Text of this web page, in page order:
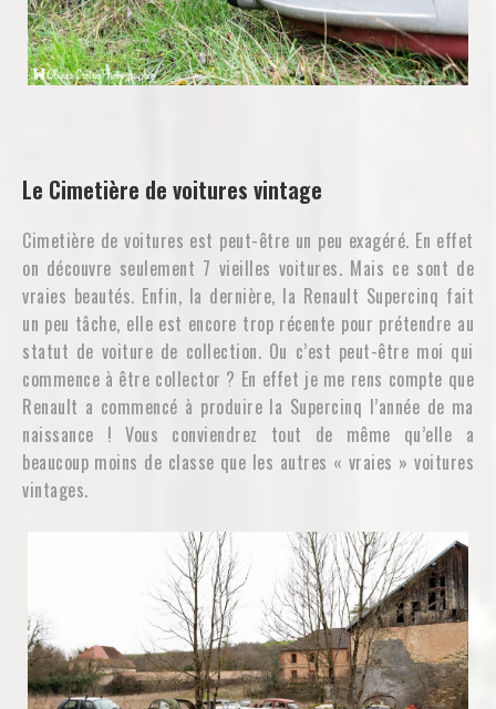
Le Cimetière de voitures vintage
Cimetière de voitures est peut-être un peu exagéré. En effet
on découvre seulement 7 vieilles voitures. Mais ce sont de
vraies beautés. Enfin, la dernière, la Renault Supercinq fait
un peu tâche, elle est encore trop récente pour prétendre au
statut de voiture de collection. Ou c’est peut-être moi qui
commence à être collector ? En effet je me rens compte que
Renault a commencé à produire la Supercinq l’année de ma
naissance ! Vous conviendrez tout de même qu’elle a
beaucoup moins de classe que les autres « vraies » voitures
vintages.